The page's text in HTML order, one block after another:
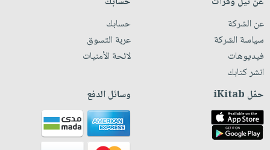
عن الشركة
سياسة الشركة
فيديوهات
انشر كتابك
حسابك
عربة التسوق
لائحة الأمنيات
حمّل iKitab وسائل الدفع